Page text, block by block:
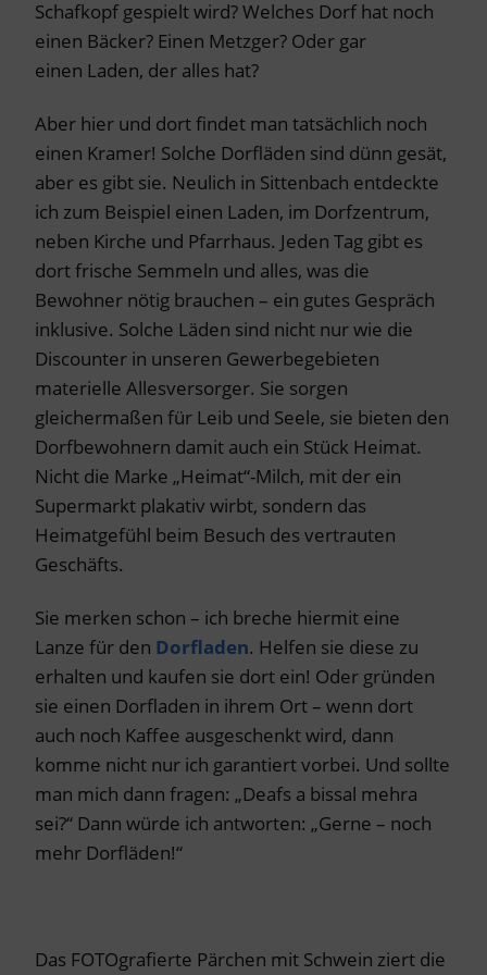
Schafkopf gespielt wird? Welches Dorf hat noch
einen Bäcker? Einen Metzger? Oder gar
einen Laden, der alles hat?
Aber hier und dort findet man tatsächlich noch
einen Kramer! Solche Dorfläden sind dünn gesät,
aber es gibt sie. Neulich in Sittenbach entdeckte
ich zum Beispiel einen Laden, im Dorfzentrum,
neben Kirche und Pfarrhaus. Jeden Tag gibt es
dort frische Semmeln und alles, was die
Bewohner nötig brauchen – ein gutes Gespräch
inklusive. Solche Läden sind nicht nur wie die
Discounter in unseren Gewerbegebieten
materielle Allesversorger. Sie sorgen
gleichermaßen für Leib und Seele, sie bieten den
Dorfbewohnern damit auch ein Stück Heimat.
Nicht die Marke „Heimat“-Milch, mit der ein
Supermarkt plakativ wirbt, sondern das
Heimatgefühl beim Besuch des vertrauten
Geschäfts.
Sie merken schon – ich breche hiermit eine
Lanze für den Dorfladen. Helfen sie diese zu
erhalten und kaufen sie dort ein! Oder gründen
sie einen Dorfladen in ihrem Ort – wenn dort
auch noch Kaffee ausgeschenkt wird, dann
komme nicht nur ich garantiert vorbei. Und sollte
man mich dann fragen: „Deafs a bissal mehra
sei?“ Dann würde ich antworten: „Gerne – noch
mehr Dorfläden!“
Das FOTOgrafierte Pärchen mit Schwein ziert die